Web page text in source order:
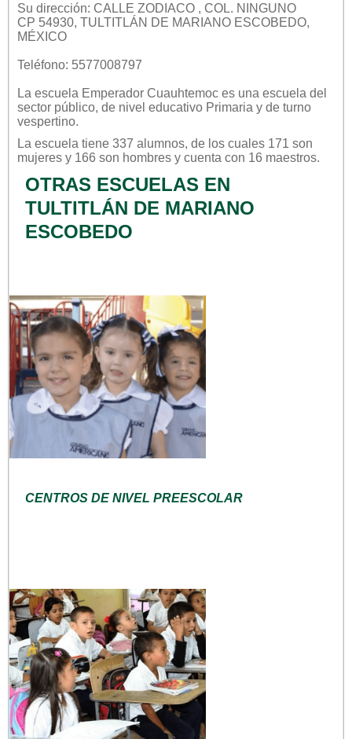
Su dirección: CALLE ZODIACO , COL. NINGUNO
CP 54930, TULTITLÁN DE MARIANO ESCOBEDO,
MÉXICO
Teléfono: 5577008797
La escuela Emperador Cuauhtemoc es una escuela del
sector público, de nivel educativo Primaria y de turno
vespertino.
La escuela tiene 337 alumnos, de los cuales 171 son
mujeres y 166 son hombres y cuenta con 16 maestros.
OTRAS ESCUELAS EN
TULTITLÁN DE MARIANO
ESCOBEDO
CENTROS DE NIVEL PREESCOLAR